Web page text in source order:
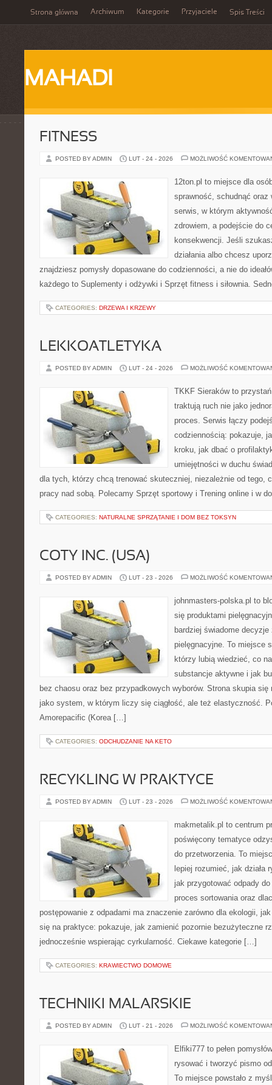
Strona główna Archiwum Kategorie Przyjaciele Spis Treści
MAHADI
FITNESS
POSTED BY ADMIN LUT - 24 - 2026 MOŻLIWOŚĆ
12ton.pl to miejsce dla
sprawność, schudnąć oraz
serwis, w którym
zdrowiem, a podejście do
konsekwencji. Jeśli
działania albo chcesz
znajdziesz pomysły dopasowane do codzienności, a nie do
każdego to Suplementy i odżywki i Sprzęt fitness i siłownia.
CATEGORIES: DRZEWA I KRZEWY
LEKKOATLETYKA
POSTED BY ADMIN LUT - 24 - 2026 MOŻLIWOŚĆ
TKKF Sieraków to
traktują ruch nie jako
proces. Serwis łączy
codziennością: pokazuje,
kroku, jak dbać o
umiejętności w duchu
dla tych, którzy chcą trenować skuteczniej, niezależnie od tego,
pracy nad sobą. Polecamy Sprzęt sportowy i Trening online i w
CATEGORIES: NATURALNE SPRZĄTANIE I DOM BEZ TOKSYN
COTY INC. (USA)
POSTED BY ADMIN LUT - 23 - 2026 MOŻLIWOŚĆ
johnmasters-polska.pl to
się produktami
bardziej świadome decyzje
pielęgnacyjne. To miejsce
którzy lubią wiedzieć, co
substancje aktywne i jak
bez chaosu oraz bez przypadkowych wyborów. Strona skupia się
jako system, w którym liczy się ciągłość, ale też elastyczność.
Amorepacific (Korea […]
CATEGORIES: ODCHUDZANIE NA KETO
RECYKLING W PRAKTYCE
POSTED BY ADMIN LUT - 23 - 2026 MOŻLIWOŚĆ
makmetalik.pl to centrum
poświęcony tematyce
do przetworzenia. To
lepiej rozumieć, jak działa
jak przygotować odpady
proces sortowania oraz
postępowanie z odpadami ma znaczenie zarówno dla ekologii,
się na praktyce: pokazuje, jak zamienić pozornie bezużyteczne
jednocześnie wspierając cyrkularność. Ciekawe kategorie […]
CATEGORIES: KRAWIECTWO DOMOWE
TECHNIKI MALARSKIE
POSTED BY ADMIN LUT - 21 - 2026 MOŻLIWOŚĆ
Elfiki777 to pełen
rysować i tworzyć pismo
To miejsce powstało z